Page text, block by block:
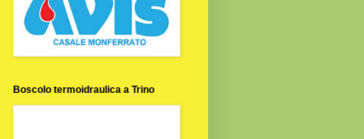
Boscolo termoidraulica a Trino